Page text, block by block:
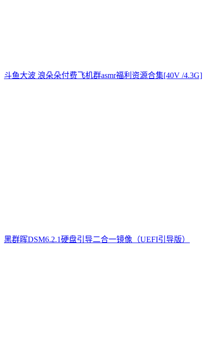
斗鱼大波 浪朵朵付费飞机群asmr福利资源合集[40V /4.3G]
黑群晖DSM6.2.1硬盘引导二合一镜像（UEFI引导版）